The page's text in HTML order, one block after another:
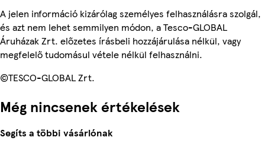
A jelen információ kizárólag személyes felhasználásra szolgál,
és azt nem lehet semmilyen módon, a Tesco-GLOBAL
Áruházak Zrt. előzetes írásbeli hozzájárulása nélkül, vagy
megfelelő tudomásul vétele nélkül felhasználni.
©TESCO-GLOBAL Zrt.
Még nincsenek értékelések
Segíts a többi vásárlónak